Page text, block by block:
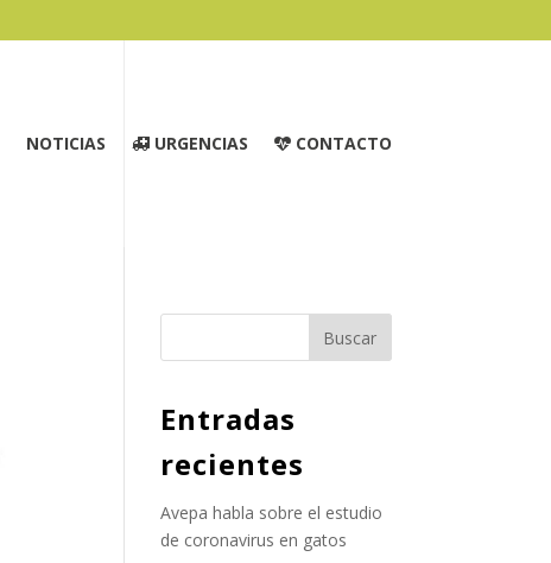
NOTICIAS URGENCIAS CONTACTO
Entradas
recientes
Avepa habla sobre el estudio
de coronavirus en gatos